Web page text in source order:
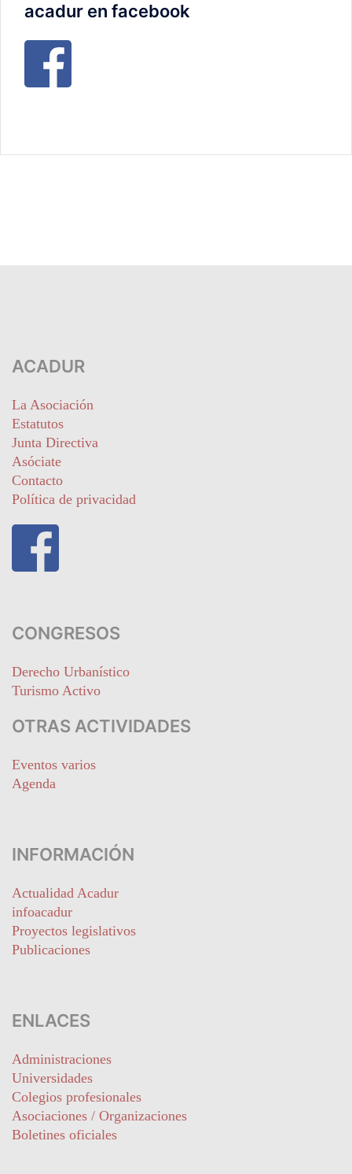
acadur en facebook
ACADUR
La Asociación
Estatutos
Junta Directiva
Asóciate
Contacto
Política de privacidad
CONGRESOS
Derecho Urbanístico
Turismo Activo
OTRAS ACTIVIDADES
Eventos varios
Agenda
INFORMACIÓN
Actualidad Acadur
infoacadur
Proyectos legislativos
Publicaciones
ENLACES
Administraciones
Universidades
Colegios profesionales
Asociaciones / Organizaciones
Boletines oficiales